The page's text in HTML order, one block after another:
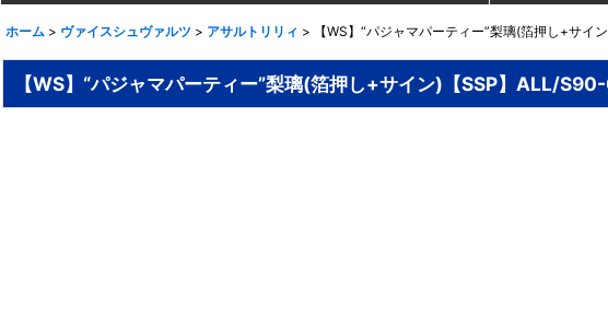
ホーム > ヴァイスシュヴァルツ > アサルトリリィ > 【WS】“パジャマパーティー”梨璃(箔押し+サイ
【WS】“パジャマパーティー”梨璃(箔押し+サイン)【SSP】ALL/